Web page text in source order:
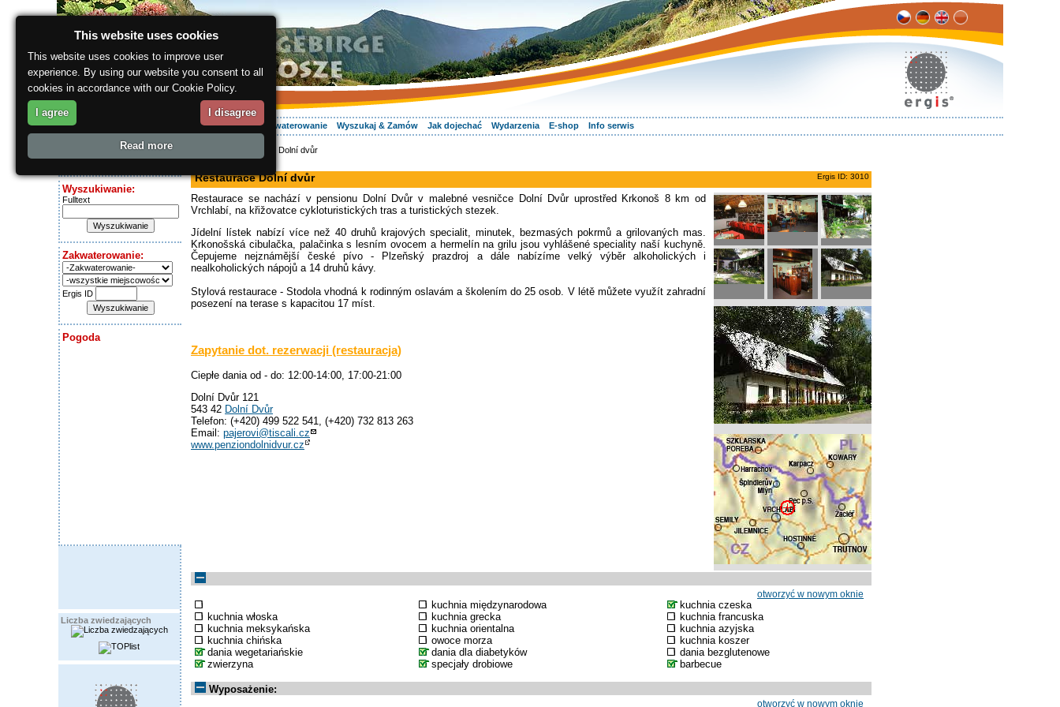
O regionie Wasz urlop Zakwaterowanie Wyszukaj & Zamów Jak dojechać Wydarzenia E-shop Info serwis
Dziś jest:
Wyszukiwanie:
Fulltext
Zakwaterowanie:
Ergis ID
Pogoda
Liczba zwiedzających
> Restaurace Dolní dvůr
Ergis ID: 3010
Restaurace Dolní dvůr
Restaurace se nachází v pensionu Dolní Dvůr v malebné vesničce Dolní Dvůr uprostřed Krkonoš 8 km od
Vrchlabí, na křižovatce cykloturistických tras a turistických stezek.
Jídelní lístek nabízí více než 40 druhů krajových specialit, minutek, bezmasých pokrmů a grilovaných mas.
Krkonošská cibulačka, palačinka s lesním ovocem a hermelín na grilu jsou vyhlášené speciality naší kuchyně.
Čepujeme nejznámější české pívo - Plzeňský prazdroj a dále nabízíme velký výběr alkoholických i
nealkoholických nápojů a 14 druhů kávy.
Stylová restaurace - Stodola vhodná k rodinným oslavám a školením do 25 osob. V létě můžete využít zahradní
posezení na terase s kapacitou 17 míst.
Zapytanie dot. rezerwacji (restauracja)
Ciepłe dania od - do: 12:00-14:00, 17:00-21:00
Dolní Dvůr 121
543 42 Dolní Dvůr
Telefon: (+420) 499 522 541, (+420) 732 813 263
Email: pajerovi@tiscali.cz
www.penziondolnidvur.cz
otworzyć w nowym oknie
kuchnia międzynarodowa
kuchnia czeska
kuchnia włoska
kuchnia grecka
kuchnia francuska
kuchnia meksykańska
kuchnia orientalna
kuchnia azyjska
kuchnia chińska
owoce morza
kuchnia koszer
dania wegetariańskie
dania dla diabetyków
dania bezglutenowe
zwierzyna
specjały drobiowe barbecue
Wyposażenie:
otworzyć w nowym oknie
This website uses cookies
This website uses cookies to improve user
experience. By using our website you consent to all
cookies in accordance with our Cookie Policy.
I agree I disagree
Read more